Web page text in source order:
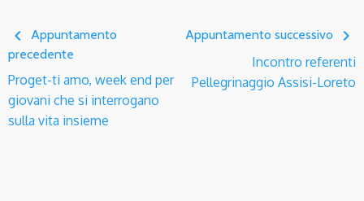
navigate_before
Appuntamento
precedente
Proget-ti amo, week end per
giovani che si interrogano
sulla vita insieme
Appuntamento successivo navigate_next
Incontro referenti
Pellegrinaggio Assisi-Loreto